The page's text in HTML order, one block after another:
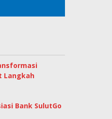
Langkah
Bank SulutGo